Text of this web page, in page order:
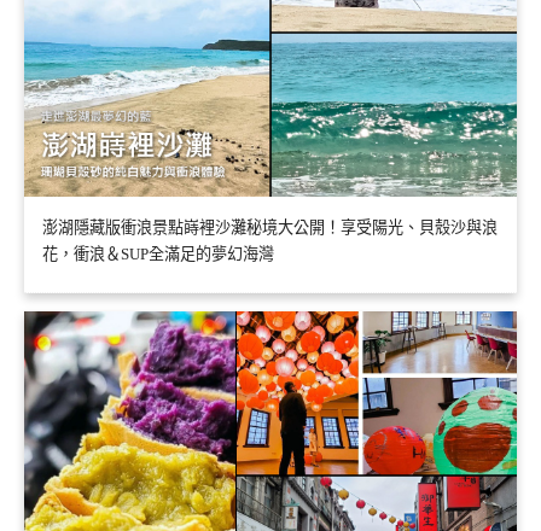
澎湖隱藏版衝浪景點嵵裡沙灘秘境大公開！享受陽光、貝殼沙與浪
花，衝浪＆SUP全滿足的夢幻海灣